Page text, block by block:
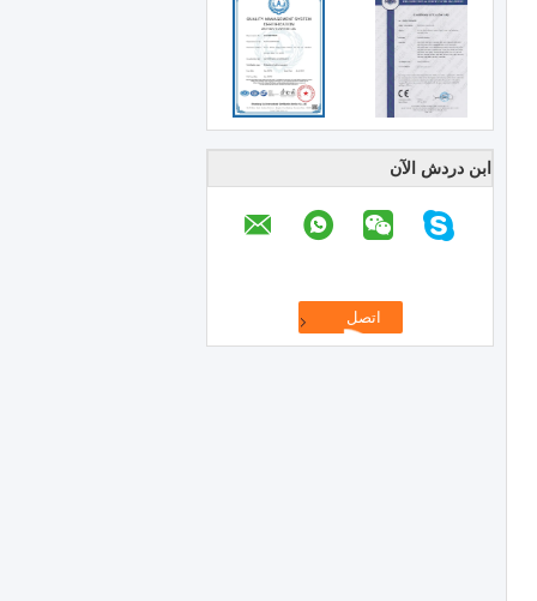
ابن دردش الآن